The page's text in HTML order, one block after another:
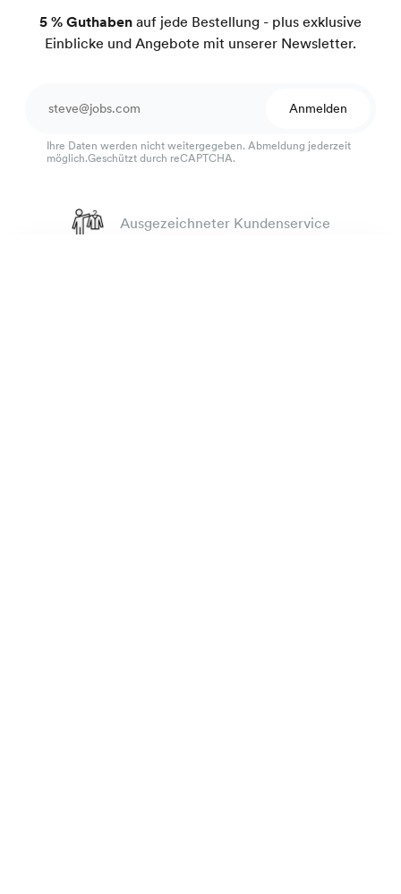
5 % Guthaben auf jede Bestellung - plus exklusive
Einblicke und Angebote mit unserer Newsletter.
Anmelden
Ihre Daten werden nicht weitergegeben. Abmeldung jederzeit
möglich.Geschützt durch reCAPTCHA.
Ausgezeichneter Kundenservice